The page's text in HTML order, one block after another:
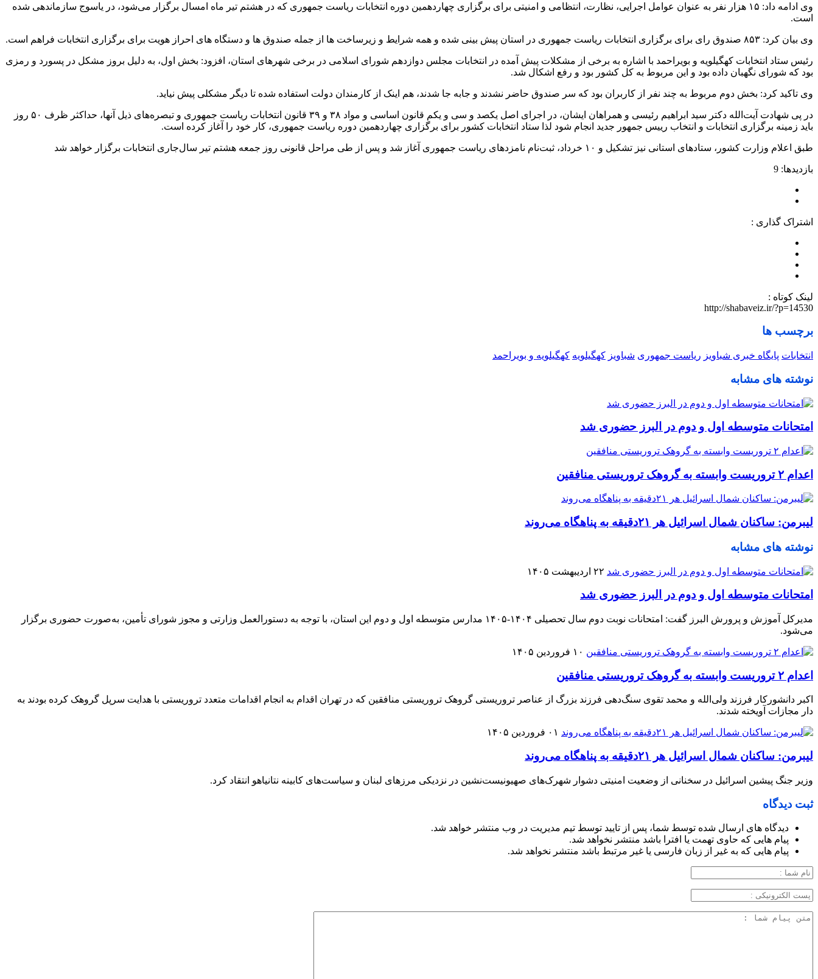
وی ادامه داد: ۱۵ هزار نفر به عنوان عوامل اجرایی، نظارت، انتظامی و امنیتی برای برگزاری چهاردهمین دوره انتخابات ریاست جمهوری که در هشتم تیر ماه امسال برگزار می‌شود، در یاسوج سازماندهی شده
است.
وی بیان کرد: ۸۵۳ صندوق رای برای برگزاری انتخابات ریاست جمهوری در استان پیش بینی شده و همه شرایط و زیرساخت ها از جمله صندوق ها و دستگاه های احراز هویت برای برگزاری انتخابات فراهم است.
رئیس ستاد انتخابات کهگیلویه و بویراحمد با اشاره به برخی از مشکلات پیش آمده در انتخابات مجلس دوازدهم شورای اسلامی در برخی شهرهای استان، افزود: بخش اول، به دلیل بروز مشکل در پسورد و رمزی
بود که شورای نگهبان داده بود و این مربوط به کل کشور بود و رفع اشکال شد.
وی تاکید کرد: بخش دوم مربوط به چند نفر از کاربران بود که سر صندوق حاضر نشدند و جابه جا شدند، هم اینک از کارمندان دولت استفاده شده تا دیگر مشکلی پیش نیاید.
در پی شهادت آیت‌الله دکتر سید ابراهیم رئیسی و همراهان ایشان، در اجرای اصل یکصد و سی و یکم قانون اساسی و مواد ۳۸ و ۳۹ قانون انتخابات ریاست جمهوری و تبصره‌های ذیل آنها، حداکثر ظرف ۵۰ روز
باید زمینه برگزاری انتخابات و انتخاب رییس جمهور جدید انجام شود لذا ستاد انتخابات کشور برای برگزاری چهاردهمین دوره ریاست جمهوری، کار خود را آغاز کرده است.
طبق اعلام وزارت کشور، ستادهای استانی نیز تشکیل و ۱۰ خرداد، ثبت‌نام نامزدهای ریاست جمهوری آغاز شد و پس از طی مراحل قانونی روز جمعه هشتم تیر سال‌جاری انتخابات برگزار خواهد شد
بازدیدها: 9
اشتراک گذاری :
لینک کوتاه :
http://shabaveiz.ir/?p=14530
برچسب ها
انتخابات پایگاه خبری شباویز ریاست جمهوری شباویز کهگیلویه کهگیلویه و بویراحمد
نوشته های مشابه
امتحانات متوسطه اول و دوم در البرز حضوری شد
اعدام ۲ تروریست وابسته به گروهک تروریستی منافقین
لیبرمن: ساکنان شمال اسرائیل هر ۲۱دقیقه به پناهگاه می‌روند
نوشته های مشابه
۲۲ اردیبهشت ۱۴۰۵
امتحانات متوسطه اول و دوم در البرز حضوری شد
مدیرکل آموزش و پرورش البرز گفت: امتحانات نوبت دوم سال تحصیلی ۱۴۰۴-۱۴۰۵ مدارس متوسطه اول و دوم این استان، با توجه به دستورالعمل وزارتی و مجوز شورای تأمین، به‌صورت حضوری برگزار
می‌شود.
۱۰ فروردین ۱۴۰۵
اعدام ۲ تروریست وابسته به گروهک تروریستی منافقین
اکبر دانشورکار فرزند ولی‌الله و محمد تقوی سنگ‌دهی فرزند بزرگ از عناصر تروریستی گروهک تروریستی منافقین که در تهران اقدام به انجام اقدامات متعدد تروریستی با هدایت سرپل گروهک کرده بودند به
دار مجازات آویخته شدند.
۰۱ فروردین ۱۴۰۵
لیبرمن: ساکنان شمال اسرائیل هر ۲۱دقیقه به پناهگاه می‌روند
وزیر جنگ پیشین اسرائیل در سخنانی از وضعیت امنیتی دشوار شهرک‌های صهیونیست‌نشین در نزدیکی مرزهای لبنان و سیاست‌های کابینه نتانیاهو انتقاد کرد.
ثبت دیدگاه
دیدگاه های ارسال شده توسط شما، پس از تایید توسط تیم مدیریت در وب منتشر خواهد شد.
پیام هایی که حاوی تهمت یا افترا باشد منتشر نخواهد شد.
پیام هایی که به غیر از زبان فارسی یا غیر مرتبط باشد منتشر نخواهد شد.